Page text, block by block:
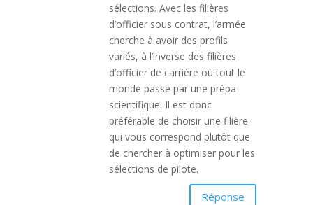
sélections. Avec les filières
d’officier sous contrat, l’armée
cherche à avoir des profils
variés, à l’inverse des filières
d’officier de carrière où tout le
monde passe par une prépa
scientifique. Il est donc
préférable de choisir une filière
qui vous correspond plutôt que
de chercher à optimiser pour les
sélections de pilote.
Réponse